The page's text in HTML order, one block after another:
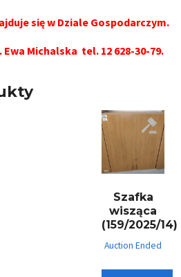
się w Dziale Gospodarczym.
Ewa Michalska tel. 12 628-30-79.
Szafka
wisząca
(159/2025/14)
Auction Ended